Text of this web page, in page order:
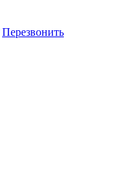
Перезвонить